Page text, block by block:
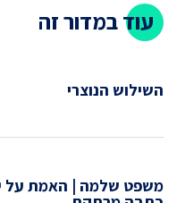
עוד במדור זה
השילוש הנוצרי
משפט שלמה | האמת על